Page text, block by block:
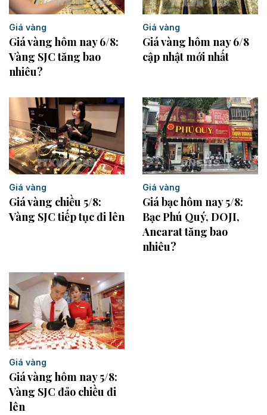
Giá vàng
Giá vàng hôm nay 6/8:
Vàng SJC tăng bao
nhiêu?
Giá vàng
Giá vàng hôm nay 6/8
cập nhật mới nhất
Giá vàng
Giá vàng chiều 5/8:
Vàng SJC tiếp tục đi lên
Giá vàng
Giá bạc hôm nay 5/8:
Bạc Phú Quý, DOJI,
Ancarat tăng bao
nhiêu?
Giá vàng
Giá vàng hôm nay 5/8:
Vàng SJC đảo chiều đi
lên